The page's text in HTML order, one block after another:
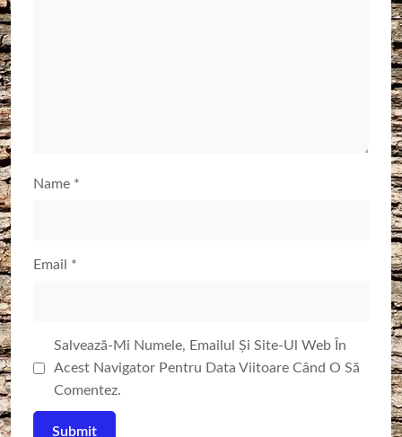
Name *
Email *
Salvează-Mi Numele, Emailul Și Site-Ul Web În
Acest Navigator Pentru Data Viitoare Când O Să
Comentez.